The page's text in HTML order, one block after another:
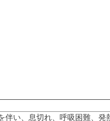
伴い、息切れ、呼吸困難、発